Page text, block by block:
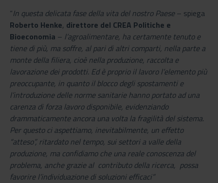
“In questa delicata fase della vita del nostro Paese– spiega
Roberto Henke, direttore del CREA Politiche e
Bioeconomia – l’agroalimentare, ha certamente tenuto e
tiene di più, ma soffre, al pari di altri comparti, nella parte a
monte della filiera, cioè nella produzione, raccolta e
lavorazione dei prodotti. Ed è proprio il lavoro l’elemento più
preoccupante, in quanto il blocco degli spostamenti e
l’introduzione delle norme sanitarie hanno portato ad una
carenza di forza lavoro disponibile, evidenziando
drammaticamente ancora una volta la fragilità del sistema.
Per questo ci aspettiamo, inevitabilmente, un effetto
“atteso”, ritardato nel tempo, sui settori a valle della
produzione, ma confidiamo che una reale conoscenza del
problema, anche grazie al contributo della ricerca, possa
favorire l’individuazione di soluzioni efficaci”